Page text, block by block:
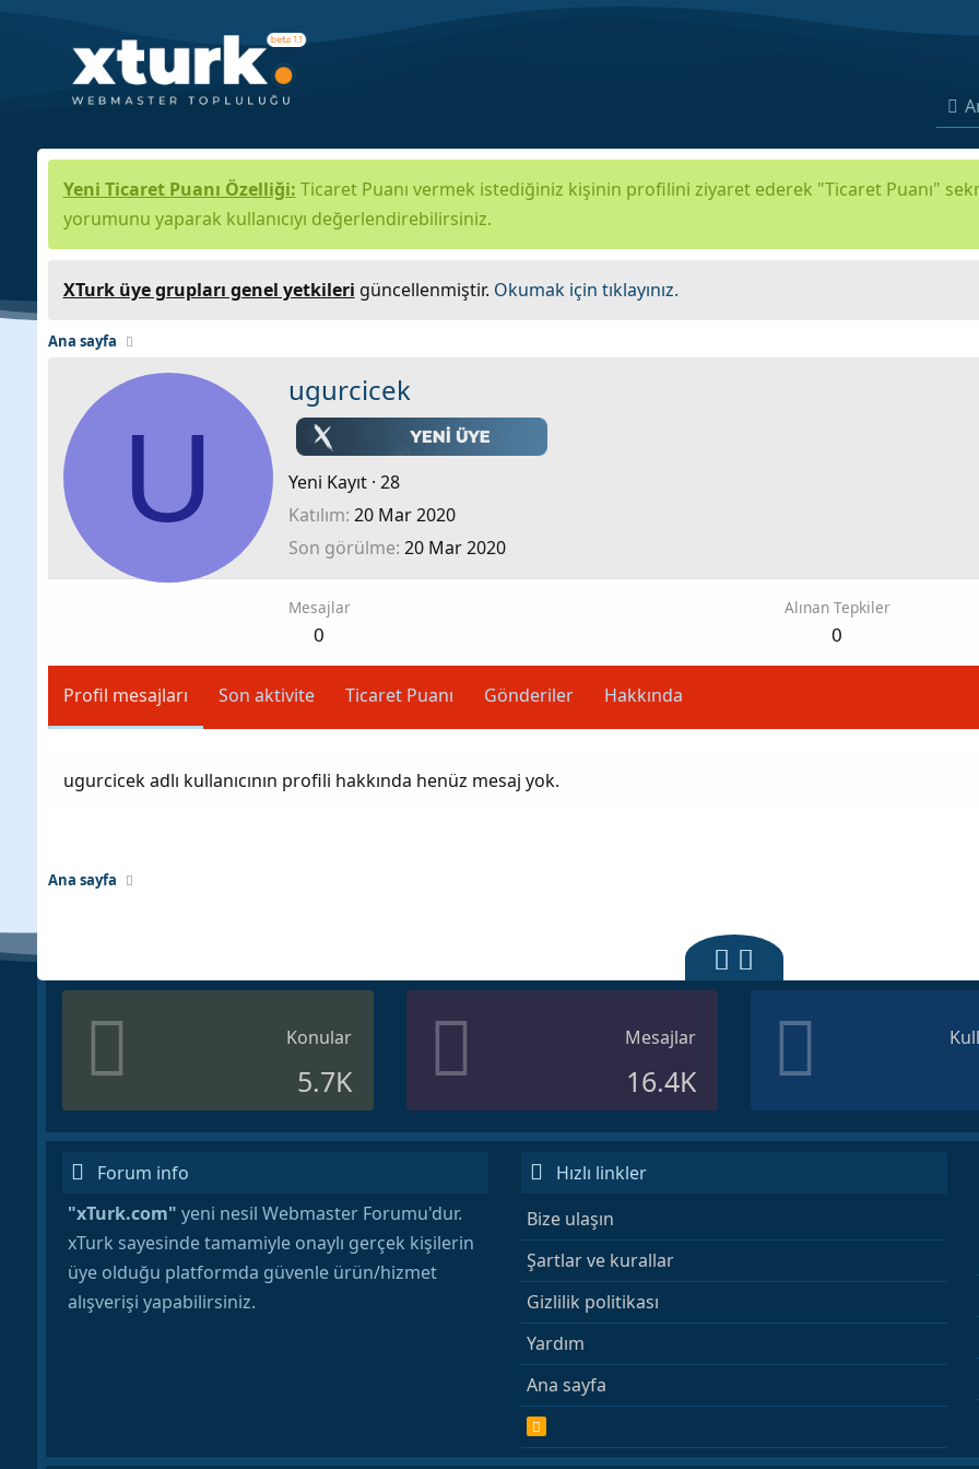
Yeni Ticaret Puanı Özelliği: Ticaret Puanı vermek istediğiniz kişinin profilini ziyaret ederek "Ticaret Puanı"
yorumunu yaparak kullanıcıyı değerlendirebilirsiniz.
XTurk üye grupları genel yetkileri güncellenmiştir. Okumak için tıklayınız.
Ana sayfa
U
ugurcicek
Yeni Kayıt · 28
Katılım 20 Mar 2020
Son görülme 20 Mar 2020
Mesajlar
0
Alınan Tepkiler
0
Profil mesajları Son aktivite Ticaret Puanı Gönderiler Hakkında
ugurcicek adlı kullanıcının profili hakkında henüz mesaj yok.
Ana sayfa
Konular
5.7K
Mesajlar
16.4K
Forum info
"xTurk.com" yeni nesil Webmaster Forumu'dur.
xTurk sayesinde tamamiyle onaylı gerçek kişilerin
üye olduğu platformda güvenle ürün/hizmet
alışverişi yapabilirsiniz.
Hızlı linkler
Bize ulaşın
Şartlar ve kurallar
Gizlilik politikası
Yardım
Ana sayfa
R
S
S